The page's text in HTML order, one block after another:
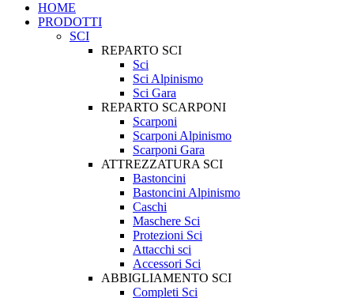
HOME
PRODOTTI
SCI
REPARTO SCI
Sci
Sci Alpinismo
Sci Gara
REPARTO SCARPONI
Scarponi
Scarponi Alpinismo
Scarponi Gara
ATTREZZATURA SCI
Bastoncini
Bastoncini Alpinismo
Caschi
Maschere Sci
Protezioni Sci
Attacchi sci
Accessori Sci
ABBIGLIAMENTO SCI
Completi Sci